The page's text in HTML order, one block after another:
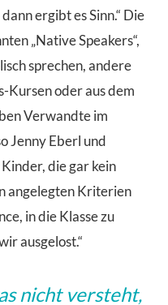
ergibt es Sinn.“ Die
„Native Speakers“,
sprechen, andere
Kursen oder aus dem
Verwandte im
Jenny Eberl und
die gar kein
angelegten Kriterien
in die Klasse zu
ausgelost.“
nicht versteht,